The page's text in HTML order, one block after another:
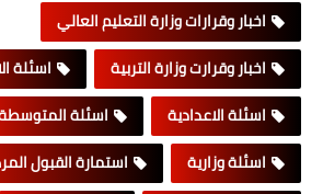
اخبار وقرارات وزارة التعليم العالي
اخبار وقرارت وزارة التربية
اسئلة
اسئلة الاعدادية
اسئلة
اسئلة وزارية
استمارة القبول